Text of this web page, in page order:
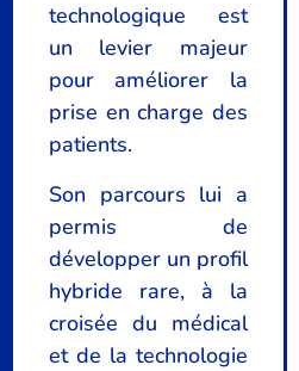
technologique est
un levier majeur
pour améliorer la
prise en charge des
patients.
Son parcours lui a
permis de
développer un profil
hybride rare, à la
croisée du médical
et de la technologie